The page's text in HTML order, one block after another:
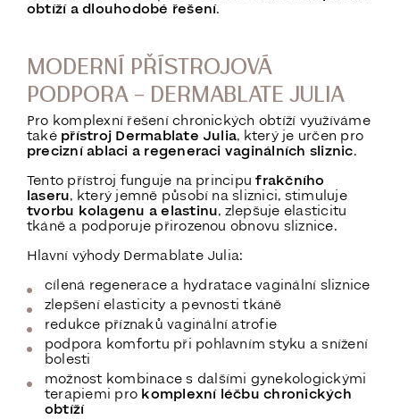
obtíží a dlouhodobé řešení.
MODERNÍ PŘÍSTROJOVÁ
PODPORA – DERMABLATE JULIA
Pro komplexní řešení chronických obtíží využíváme
také přístroj Dermablate Julia, který je určen pro
precizní ablaci a regeneraci vaginálních sliznic.
Tento přístroj funguje na principufrakčního
laseru, který jemně působí na sliznici, stimuluje
tvorbu kolagenu a elastinu, zlepšuje elasticitu
tkáně a podporuje přirozenou obnovu sliznice.
Hlavní výhody Dermablate Julia:
cílená regenerace a hydratace vaginální sliznice
zlepšení elasticity a pevnosti tkáně
redukce příznaků vaginální atrofie
podpora komfortu při pohlavním styku a snížení
bolesti
možnost kombinace s dalšími gynekologickými
terapiemi pro komplexní léčbu chronických
obtíží